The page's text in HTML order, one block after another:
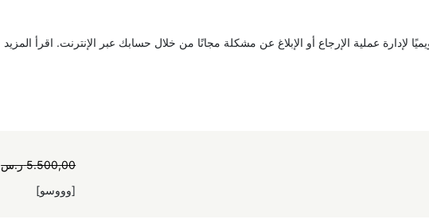
5.500,00 ر.س
[وووسو]